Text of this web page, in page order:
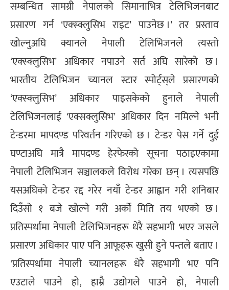
सम्बन्धित सामग्री नेपालको सिमानाभित्र टेलिभिजनबाट
प्रसारण गर्न ‘एक्स्क्लुसिभ राइट’ पाउनेछ ।’ तर प्रस्ताव
खोल्नुअघि क्यानले नेपाली टेलिभिजनले त्यस्तो
‘एक्स्क्लुसिभ’ अधिकार नपाउने सर्त अघि सारेको छ ।
भारतीय टेलिभिजन च्यानल स्टार स्पोर्ट्स्‌ले प्रसारणको
‘एक्स्क्लुसिभ’ अधिकार पाइसकेको हुनाले नेपाली
टेलिभिजनलाई ‘एक्सक्लुसिभ’ अधिकार दिन नमिल्ने भनी
टेन्डरमा मापदण्ड परिवर्तन गरिएको छ । टेन्डर पेस गर्ने दुई
घण्टाअघि मात्रै मापदण्ड हेरफेरको सूचना पठाइएकामा
नेपाली टेलिभिजन सञ्चालकले विरोध गरेका छन् । त्यसपछि
यसअघिको टेन्डर रद्द गरेर नयाँ टेन्डर आह्वान गरी शनिबार
दिउँसो १ बजे खोल्ने गरी अर्को मिति तय भएको छ ।
प्रतिस्पर्धामा नेपाली टेलिभिजनहरू धेरै सहभागी भएर जसले
प्रसारण अधिकार पाए पनि आफूहरू खुसी हुने पन्तले बताए ।
‘प्रतिस्पर्धामा नेपाली च्यानलहरू धेरै सहभागी भए पनि
एउटाले पाउने हो, हाम्रै उद्योगले पाउने हो, नेपाली